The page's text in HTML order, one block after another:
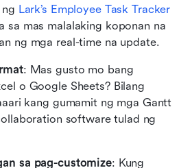
Lark’s Employee Task Tracker
sa mas malalaking koponan na
ng mga real-time na update.
: Mas gusto mo bang
o Google Sheets? Bilang
kang gumamit ng mga Gantt
software tulad ng
sa pag-customize: Kung